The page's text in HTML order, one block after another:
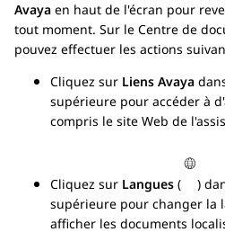
Avaya en haut de l'écran pour
tout moment. Sur le Centre de
pouvez effectuer les actions
Cliquez sur Liens Avaya
supérieure pour accéder à
compris le site Web de
Cliquez sur Langues (
)
supérieure pour changer la
afficher les documents